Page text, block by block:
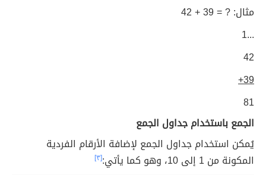
مثال: ? = 39 + 42
...1
42
39+
81
الجمع باستخدام جداول الجمع
يُمكن استخدام جداول الجمع لإضافة الأرقام الفردية
المكونة من 1 إلى 10، وهو كما يأتي:
[٣]